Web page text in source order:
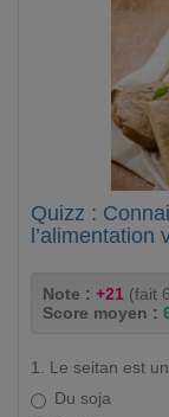
Quizz :
l’alimentation
Note : +21 (fait
Score moyen :
1. Le seitan est
Du soja